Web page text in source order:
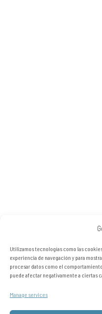
Utilizamos tecnologías como las
experiencia de navegación y para
procesar datos como el
puede afectar negativamente a ciertas
Manage services